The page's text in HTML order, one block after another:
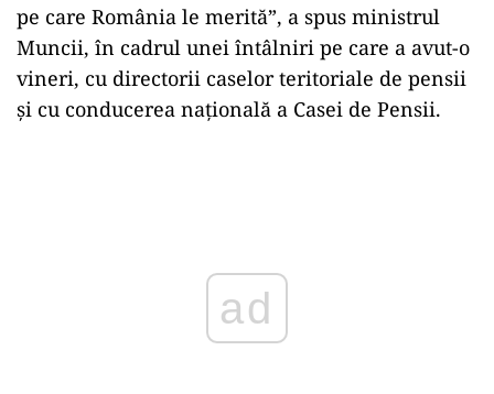
pe care România le merită”, a spus ministrul
Muncii, în cadrul unei întâlniri pe care a avut-o
vineri, cu directorii caselor teritoriale de pensii
şi cu conducerea naţională a Casei de Pensii.
ad